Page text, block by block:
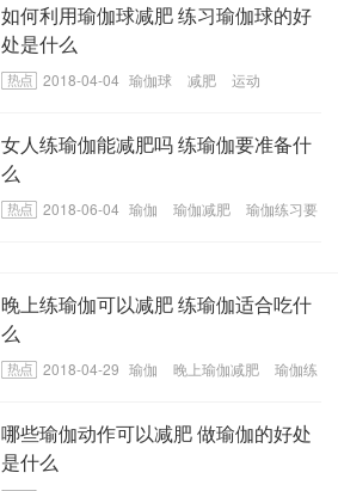
如何利用瑜伽球减肥 练习瑜伽球的好
处是什么
2018-04-04 瑜伽球 减肥 运动
女人练瑜伽能减肥吗 练瑜伽要准备什
么
2018-06-04 瑜伽 瑜伽减肥
瑜伽练习要
晚上练瑜伽可以减肥 练瑜伽适合吃什
么
2018-04-29 瑜伽 晚上瑜伽减肥
瑜伽练
哪些瑜伽动作可以减肥 做瑜伽的好处
是什么